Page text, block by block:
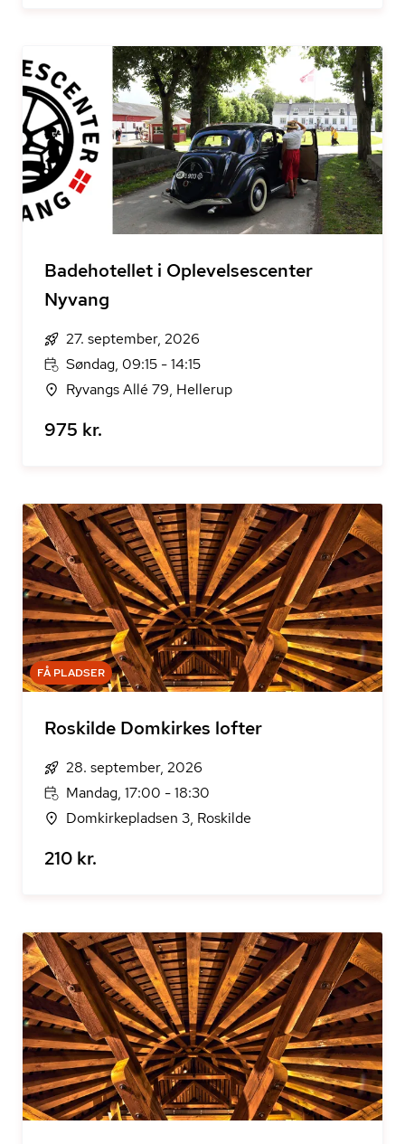
Badehotellet i Oplevelsescenter
Nyvang
27. september, 2026
Søndag, 09:15 - 14:15
Ryvangs Allé 79, Hellerup
975 kr.
FÅ PLADSER
Roskilde Domkirkes lofter
28. september, 2026
Mandag, 17:00 - 18:30
Domkirkepladsen 3, Roskilde
210 kr.